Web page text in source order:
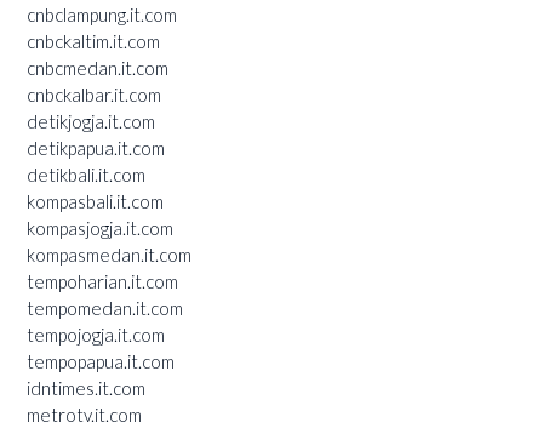
cnbclampung.it.com
cnbckaltim.it.com
cnbcmedan.it.com
cnbckalbar.it.com
detikjogja.it.com
detikpapua.it.com
detikbali.it.com
kompasbali.it.com
kompasjogja.it.com
kompasmedan.it.com
tempoharian.it.com
tempomedan.it.com
tempojogja.it.com
tempopapua.it.com
idntimes.it.com
metrotv.it.com